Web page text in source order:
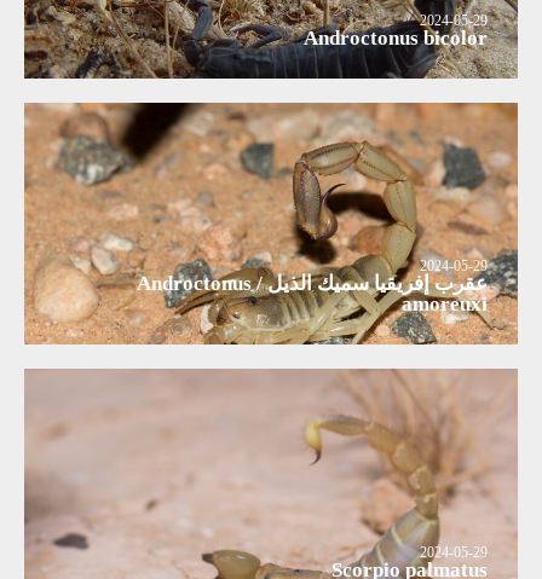
2024-05-29
Androctonus bicolor
2024-05-29
عقرب إفريقيا سميك الذيل / Androctonus
amoreuxi
2024-05-29
Scorpio palmatus